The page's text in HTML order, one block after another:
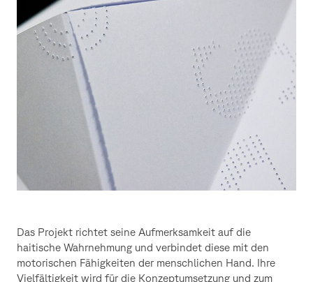
Das Projekt richtet seine Aufmerksamkeit auf die
haitische Wahrnehmung und verbindet diese mit den
motorischen Fähigkeiten der menschlichen Hand. Ihre
Vielfältigkeit wird für die Konzeptumsetzung und zum